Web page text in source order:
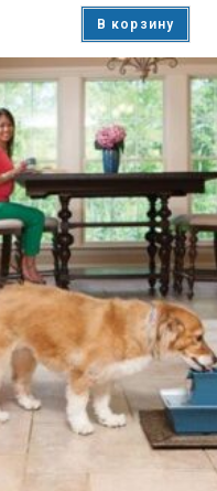
В корзину